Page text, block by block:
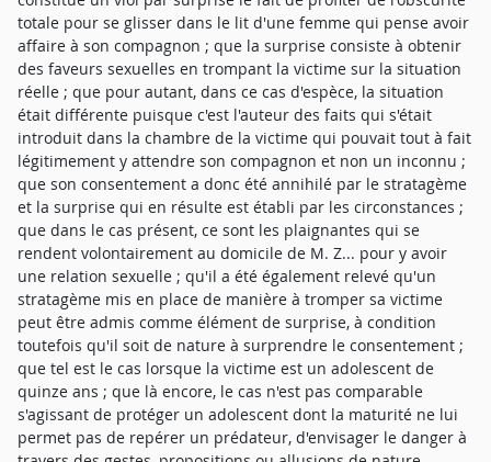
totale pour se glisser dans le lit d'une femme qui pense avoir
affaire à son compagnon ; que la surprise consiste à obtenir
des faveurs sexuelles en trompant la victime sur la situation
réelle ; que pour autant, dans ce cas d'espèce, la situation
était différente puisque c'est l'auteur des faits qui s'était
introduit dans la chambre de la victime qui pouvait tout à fait
légitimement y attendre son compagnon et non un inconnu ;
que son consentement a donc été annihilé par le stratagème
et la surprise qui en résulte est établi par les circonstances ;
que dans le cas présent, ce sont les plaignantes qui se
rendent volontairement au domicile de M. Z... pour y avoir
une relation sexuelle ; qu'il a été également relevé qu'un
stratagème mis en place de manière à tromper sa victime
peut être admis comme élément de surprise, à condition
toutefois qu'il soit de nature à surprendre le consentement ;
que tel est le cas lorsque la victime est un adolescent de
quinze ans ; que là encore, le cas n'est pas comparable
s'agissant de protéger un adolescent dont la maturité ne lui
permet pas de repérer un prédateur, d'envisager le danger à